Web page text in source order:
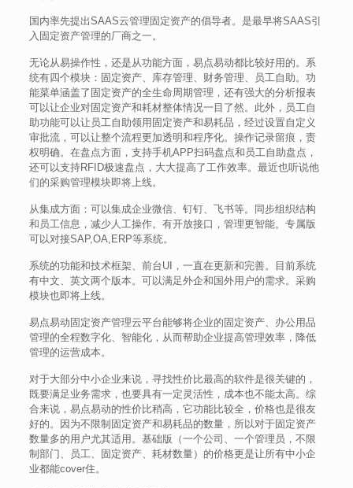
国内率先提出SAAS云管理固定资产的倡导者。是最早将SAAS引
入固定资产管理的厂商之一。
无论从易操作性，还是从功能方面，易点易动都比较好用的。系
统有四个模块：固定资产、库存管理、财务管理、员工自助。功
能菜单涵盖了固定资产的全生命周期管理，还有强大的分析报表
可以让企业对固定资产和耗材整体情况一目了然。此外，员工自
助功能可以让员工自助领用固定资产和易耗品，经过设置自定义
审批流，可以让整个流程更加透明和程序化。操作记录留痕，责
权明确。在盘点方面，支持手机APP扫码盘点和员工自助盘点，
还可以支持RFID极速盘点，大大提高了工作效率。最近也听说他
们的采购管理模块即将上线。
从集成方面：可以集成企业微信、钉钉、飞书等。同步组织结构
和员工信息，减少人工操作。有开放接口，管理更智能。专属版
可以对接SAP,OA,ERP等系统。
系统的功能和技术框架、前台UI，一直在更新和完善。目前系统
有中文、英文两个版本。可以满足外企和国外用户的需求。采购
模块也即将上线。
易点易动固定资产管理云平台能够将企业的固定资产、办公用品
管理的全程数字化、智能化，从而帮助企业提高管理效率，降低
管理的运营成本。
对于大部分中小企业来说，寻找性价比最高的软件是很关键的，
既要满足业务需求，也要具有一定灵活性，成本也不能太高。综
合来说，易点易动的性价比稍高，它功能比较全，价格也是很友
好的。因为不限制固定资产和易耗品的数量，所以对于固定资产
数量多的用户尤其适用。基础版（一个公司、一个管理员，不限
制部门、员工、固定资产、耗材数量）的价格更是让所有中小企
业都能cover住。